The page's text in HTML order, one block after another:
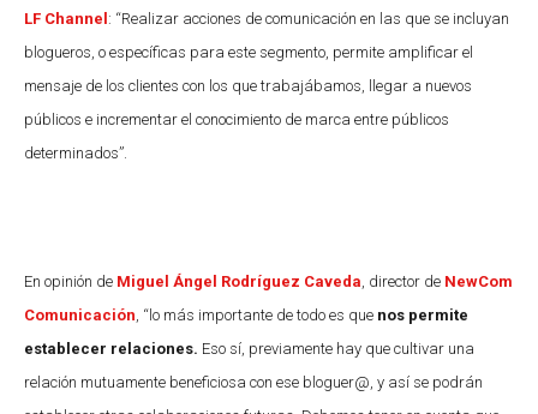
LF Channel: “Realizar acciones de comunicación en las que se incluyan
blogueros, o específicas para este segmento, permite amplificar el
mensaje de los clientes con los que trabajábamos, llegar a nuevos
públicos e incrementar el conocimiento de marca entre públicos
determinados”.
En opinión de Miguel Ángel Rodríguez Caveda , director de NewCom
Comunicación , “lo más importante de todo es que nos permite
establecer relaciones. Eso sí, previamente hay que cultivar una
relación mutuamente beneficiosa con ese bloguer@, y así se podrán